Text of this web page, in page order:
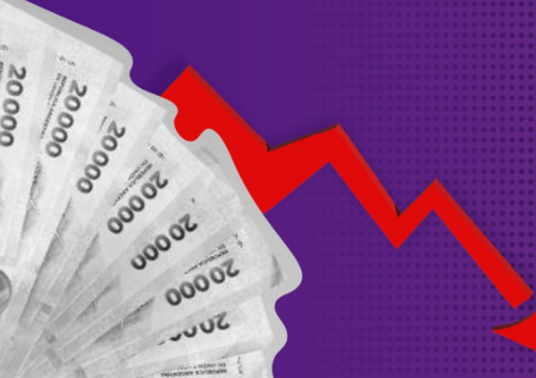
LA
POBREZA
BAJA
Y
LOS
PRECIOS
LAS
CANASTAS
BÁSICAS
SUBEN
¿CUÁL